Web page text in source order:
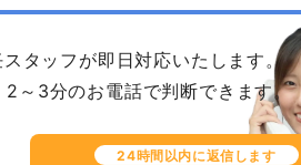
タッフが即日対応いたします。
～3分のお電話で判断できます。
24時間以内に返信します